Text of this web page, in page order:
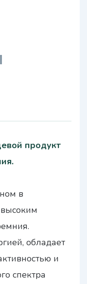
продукт
в
обладает
и
спектра